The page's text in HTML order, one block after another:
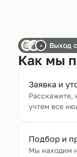
+ Выход
Как мы
Заявка и
Расскажите,
учтем все
Подбор и
Мы находим